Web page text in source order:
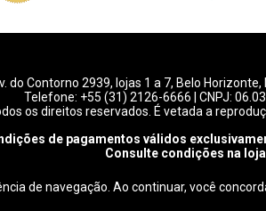
do Contorno 2939, lojas 1 a 7, Belo Horizonte,
Telefone: +55 (31) 2126-6666 | CNPJ:
os direitos reservados. É vetada a
de pagamentos válidos
Consulte condições na
de navegação. Ao continuar, você